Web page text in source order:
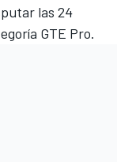
las 24
GTE Pro.